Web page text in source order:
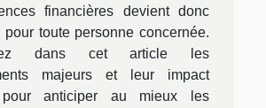
financières devient donc
pour toute personne concernée.
dans cet article les
majeurs et leur impact
pour anticiper au mieux les